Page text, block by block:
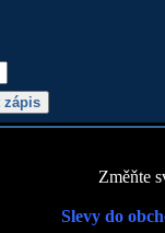
Změňte
Slevy do